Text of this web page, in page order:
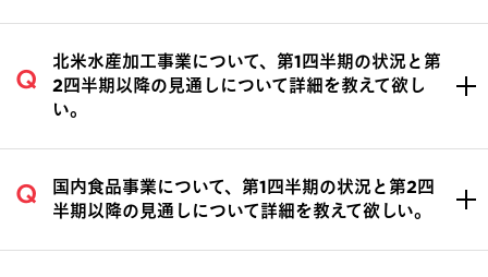
北米水産加工事業について、第1四半期の状況と第
2四半期以降の見通しについて詳細を教えて欲し
い。
国内食品事業について、第1四半期の状況と第2四
半期以降の見通しについて詳細を教えて欲しい。